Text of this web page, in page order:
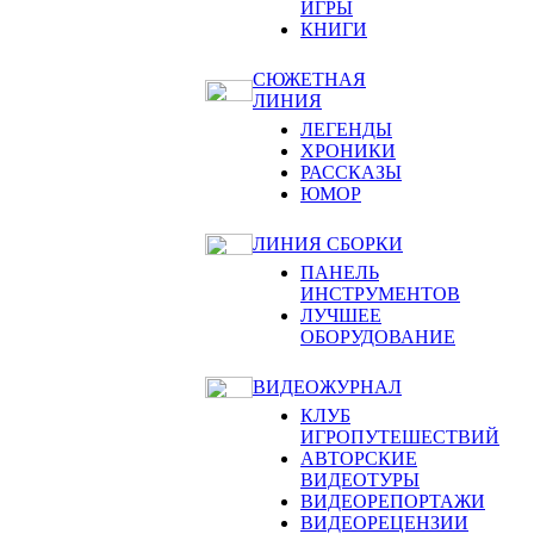
ИГРЫ
КНИГИ
СЮЖЕТНАЯ
ЛИНИЯ
ЛЕГЕНДЫ
ХРОНИКИ
РАССКАЗЫ
ЮМОР
ЛИНИЯ СБОРКИ
ПАНЕЛЬ
ИНСТРУМЕНТОВ
ЛУЧШЕЕ
ОБОРУДОВАНИЕ
ВИДЕОЖУРНАЛ
КЛУБ
ИГРОПУТЕШЕСТВИЙ
АВТОРСКИЕ
ВИДЕОТУРЫ
ВИДЕОРЕПОРТАЖИ
ВИДЕОРЕЦЕНЗИИ